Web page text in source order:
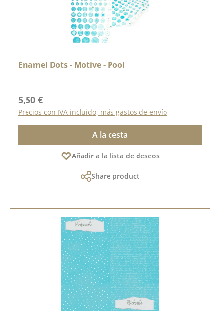
Enamel Dots - Motive - Pool
Precio normal:
5,50 €
Precios con IVA incluido, más gastos de envío
A la cesta
Añadir a la lista de deseos
Share product